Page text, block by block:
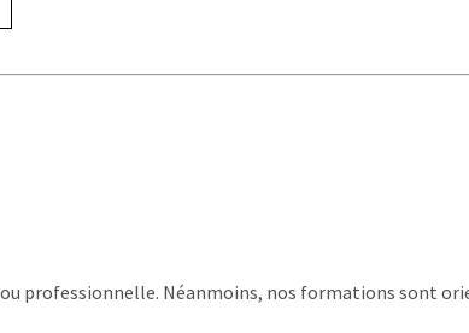
professionnelle. Néanmoins, nos formations sont